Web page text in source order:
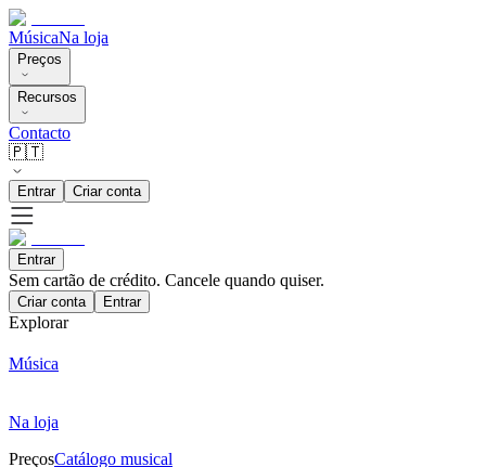
MúsicaNa loja
Preços
Recursos
Contacto
🇵🇹
Entrar Criar conta
Entrar
Sem cartão de crédito. Cancele quando quiser.
Criar conta Entrar
Explorar
Música
Na loja
PreçosCatálogo musical